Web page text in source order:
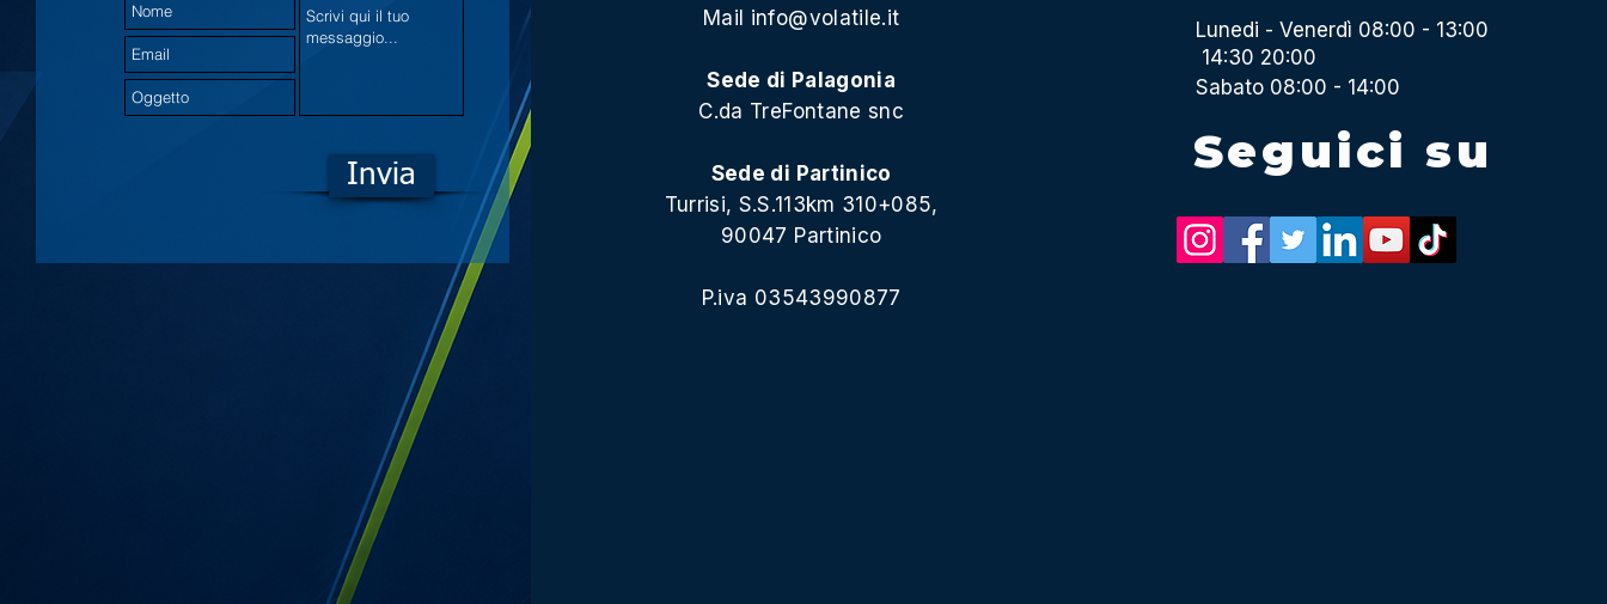
Invia
Mail info@volatile.it
Sede di Palagonia
C.da TreFontane snc
Sede di Partinico
Turrisi, S.S.113km 310+085,
90047 Partinico
P.iva 03543990877
Lunedi - Venerdì 08:00 - 13:00
14:30 20:00
Sabato 08:00 - 14:00
Seguici su